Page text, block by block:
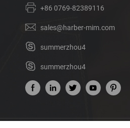
+86 0769-82389116
sales@harber-mim.com
summerzhou4
summerzhou4